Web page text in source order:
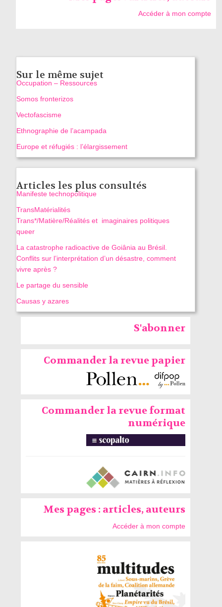
Accéder à mon compte
Sur le même sujet
Occupation – Ressources
Somos fronterizos
Vectofascisme
Ethnographie de l’acampada
Europe et réfugiés : l’élargissement
Articles les plus consultés
Manifeste technopolitique
TransMatérialités
Trans*/Matière/Réalités et imaginaires politiques
queer
La catastrophe radioactive de Goiânia au Brésil.
Conflits sur l’interprétation d’un désastre, comment
vivre après ?
Le partage du sensible
Causas y azares
S'abonner
Commander la revue papier
Commander la revue format
numérique
Mes pages : articles, auteurs
Accéder à mon compte